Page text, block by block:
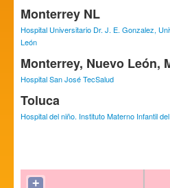
Monterrey NL
Hospital Universitario Dr. J. E. Gonzalez,
León
Monterrey, Nuevo León,
Hospital San José TecSalud
Toluca
Hospital del niño. Instituto Materno Infantil
+